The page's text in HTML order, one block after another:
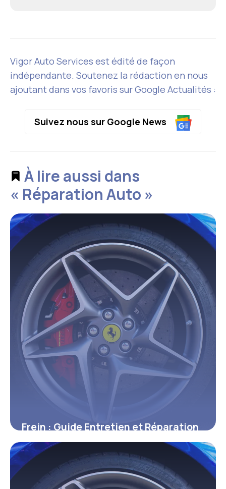
Vigor Auto Services est édité de façon
indépendante. Soutenez la rédaction en nous
ajoutant dans vos favoris sur Google Actualités :
Suivez nous sur Google News
À lire aussi dans
« Réparation Auto »
Frein : Guide Entretien et Réparation
Auto
4 juin 2026